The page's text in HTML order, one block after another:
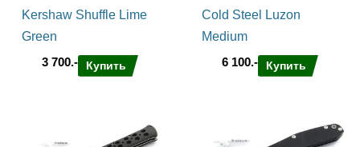
Kershaw Shuffle Lime
Green
3 700.-
Купить
Cold Steel Luzon
Medium
6 100.-
Купить